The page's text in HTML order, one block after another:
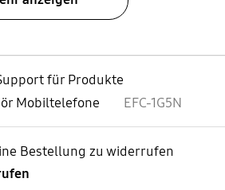
für Produkte
Mobiltelefone EFC-1G5N
Bestellung zu widerrufen